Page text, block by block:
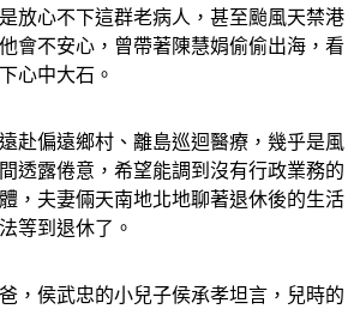
會不安心，曾帶著陳慧娟偷偷出海，看
心中大石。
透露倦意，希望能調到沒有行政業務的
，夫妻倆天南地北地聊著退休後的生活
等到退休了。
記得以前早上上學時爸爸已經不在，睡